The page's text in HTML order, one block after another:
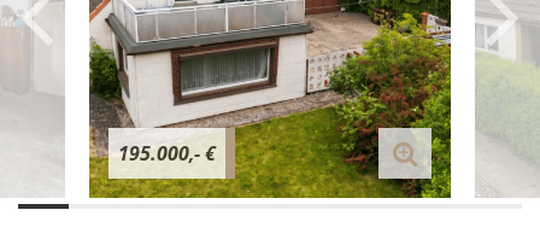
195.000,- €